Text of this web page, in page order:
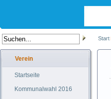
Start
Verein
Startseite
Kommunalwahl 2016